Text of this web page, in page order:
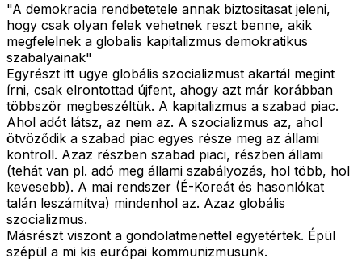
"A demokracia rendbetetele annak biztositasat jeleni,
hogy csak olyan felek vehetnek reszt benne, akik
megfelelnek a globalis kapitalizmus demokratikus
szabalyainak"
Egyrészt itt ugye globális szocializmust akartál megint
írni, csak elrontottad újfent, ahogy azt már korábban
többször megbeszéltük. A kapitalizmus a szabad piac.
Ahol adót látsz, az nem az. A szocializmus az, ahol
ötvöződik a szabad piac egyes része meg az állami
kontroll. Azaz részben szabad piaci, részben állami
(tehát van pl. adó meg állami szabályozás, hol több, hol
kevesebb). A mai rendszer (É-Koreát és hasonlókat
talán leszámítva) mindenhol az. Azaz globális
szocializmus.
Másrészt viszont a gondolatmenettel egyetértek. Épül
szépül a mi kis európai kommunizmusunk.